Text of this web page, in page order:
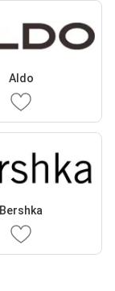
Aldo
Bershka